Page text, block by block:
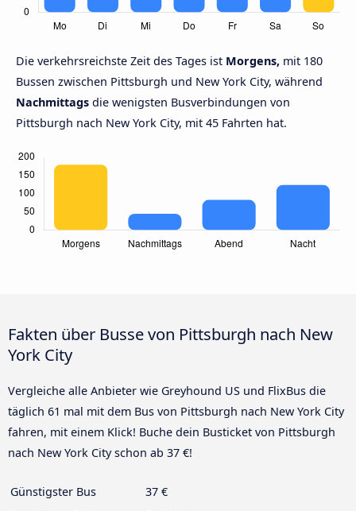
Die verkehrsreichste Zeit des Tages ist Morgens, mit 180
Bussen zwischen Pittsburgh und New York City, während
Nachmittags die wenigsten Busverbindungen von
Pittsburgh nach New York City, mit 45 Fahrten hat.
Fakten über Busse von Pittsburgh nach New
York City
Vergleiche alle Anbieter wie Greyhound US und FlixBus die
täglich 61 mal mit dem Bus von Pittsburgh nach New York City
fahren, mit einem Klick! Buche dein Busticket von Pittsburgh
nach New York City schon ab 37 €!
Günstigster Bus
37 €